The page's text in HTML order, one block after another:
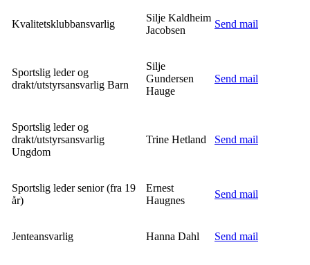
Kvalitetsklubbansvarlig
Silje Kaldheim
Jacobsen
Send mail
Sportslig leder og
drakt/utstyrsansvarlig Barn
Silje
Gundersen
Hauge
Send mail
Sportslig leder og
drakt/utstyrsansvarlig
Ungdom
Trine Hetland Send mail
Sportslig leder senior (fra 19
år)
Ernest
Haugnes
Send mail
Jenteansvarlig Hanna Dahl Send mail